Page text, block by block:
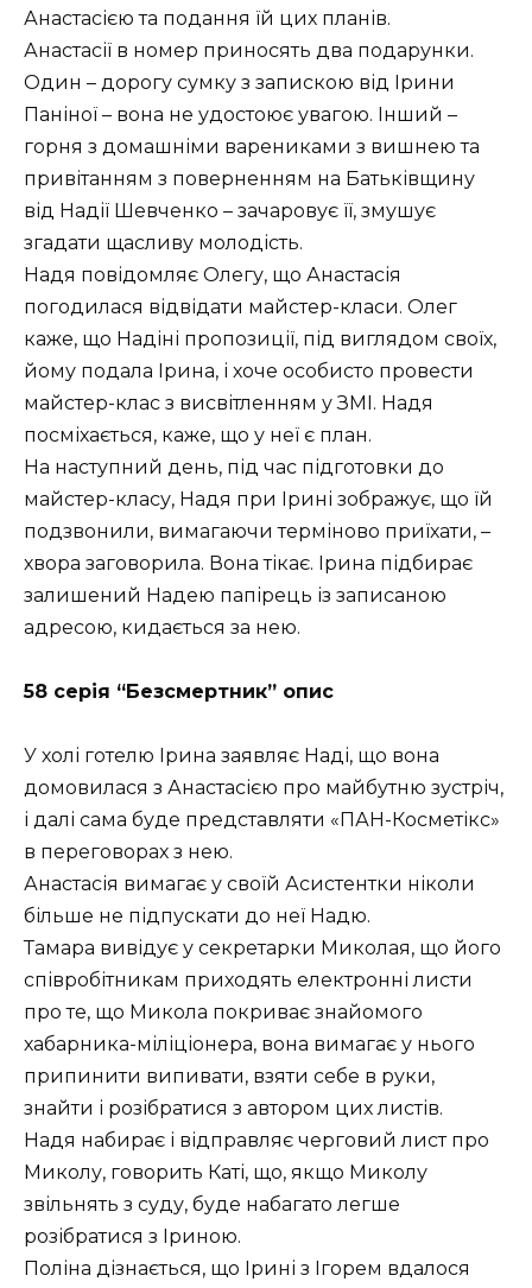
Анастасією та подання їй цих планів.
Анастасії в номер приносять два подарунки.
Один – дорогу сумку з запискою від Ірини
Паніної – вона не удостоює увагою. Інший –
горня з домашніми варениками з вишнею та
привітанням з поверненням на Батьківщину
від Надії Шевченко – зачаровує її, змушує
згадати щасливу молодість.
Надя повідомляє Олегу, що Анастасія
погодилася відвідати майстер-класи. Олег
каже, що Надіні пропозиції, під виглядом своїх,
йому подала Ірина, і хоче особисто провести
майстер-клас з висвітленням у ЗМІ. Надя
посміхається, каже, що у неї є план.
На наступний день, під час підготовки до
майстер-класу, Надя при Ірині зображує, що їй
подзвонили, вимагаючи терміново приїхати, –
хвора заговорила. Вона тікає. Ірина підбирає
залишений Надею папірець із записаною
адресою, кидається за нею.
58 серія “Безсмертник” опис
У холі готелю Ірина заявляє Наді, що вона
домовилася з Анастасією про майбутню зустріч,
і далі сама буде представляти «ПАН-Косметікс»
в переговорах з нею.
Анастасія вимагає у своїй Асистентки ніколи
більше не підпускати до неї Надю.
Тамара вивідує у секретарки Миколая, що його
співробітникам приходять електронні листи
про те, що Микола покриває знайомого
хабарника-міліціонера, вона вимагає у нього
припинити випивати, взяти себе в руки,
знайти і розібратися з автором цих листів.
Надя набирає і відправляє черговий лист про
Миколу, говорить Каті, що, якщо Миколу
звільнять з суду, буде набагато легше
розібратися з Іриною.
Поліна дізнається, що Ірині з Ігорем вдалося